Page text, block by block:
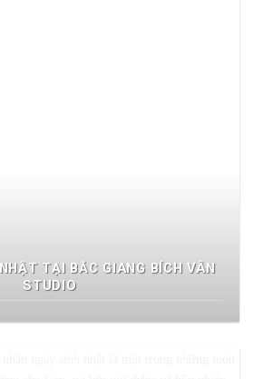
TẠI BẮC GIANG BÍCH VÂN
STUDIO